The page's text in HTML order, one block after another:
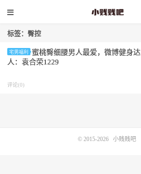
标签：臀控
宅男福利
蜜桃臀细腰男人最爱，微博健身达
人：袁合荣1229
评论(0)
© 2015-2026 小贱贱吧